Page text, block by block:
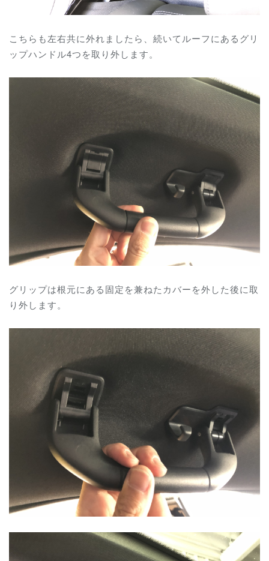
こちらも左右共に外れましたら、続いてルーフにあるグリ
ップハンドル4つを取り外します。
グリップは根元にある固定を兼ねたカバーを外した後に取
り外します。